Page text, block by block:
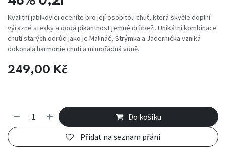
Kvalitní jablkovici oceníte pro její osobitou chuť, která skvěle doplní
výrazné steaky a dodá pikantnost jemné drůbeži. Unikátní kombinace
chutí starých odrůd jako je Malináč, Strýmka a Jadernička vzniká
dokonalá harmonie chuti a mimořádná vůně.
249,00 Kč
Do košíku
Přidat na seznam přání